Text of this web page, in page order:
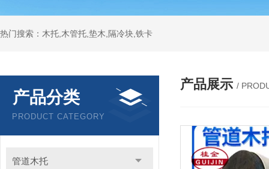
热门搜索：木托,木管托,垫木,隔冷块,铁卡
产品分类
PRODUCT CATEGORY
管道木托
产品展示 /